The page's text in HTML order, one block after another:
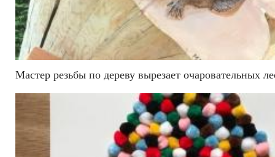
Мастер резьбы по дереву вырезает очаровательных